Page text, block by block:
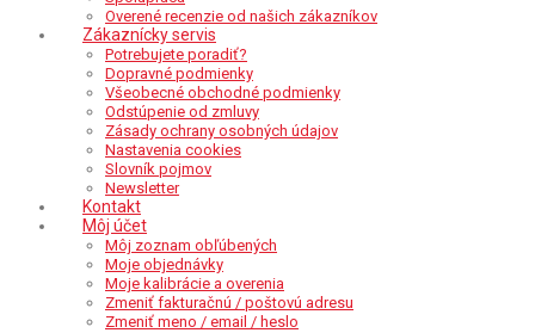
Overené recenzie od našich zákazníkov
Zákaznícky servis
Potrebujete poradiť?
Dopravné podmienky
Všeobecné obchodné podmienky
Odstúpenie od zmluvy
Zásady ochrany osobných údajov
Nastavenia cookies
Slovník pojmov
Newsletter
Kontakt
Môj účet
Môj zoznam obľúbených
Moje objednávky
Moje kalibrácie a overenia
Zmeniť fakturačnú / poštovú adresu
Zmeniť meno / email / heslo